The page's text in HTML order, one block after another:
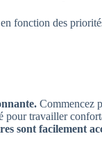
fonction des
Commencez
pour travailler
sont facilement